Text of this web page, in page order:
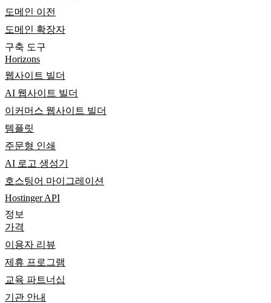
도메인 이전
도메인 확장자
구축 도구
Horizons
웹사이트 빌더
AI 웹사이트 빌더
이커머스 웹사이트 빌더
템플릿
주문형 인쇄
AI 로고 생성기
호스팅어 마이그레이션
Hostinger API
정보
가격
이용자 리뷰
제휴 프로그램
교육 파트너십
기관 안내